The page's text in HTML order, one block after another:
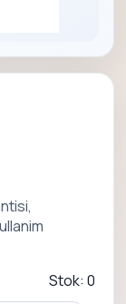
Stok: 0